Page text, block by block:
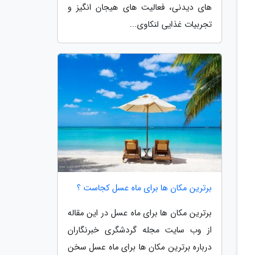
های دیدنی، فعالیت های هیجان انگیز و
تجربیات غذایی لنکاوی...
برترین مکان ها برای ماه عسل کجاست ؟
برترین مکان ها برای ماه عسل در این مقاله
از وب سایت مجله گردشگری خبرنگاران
درباره برترین مکان ها برای ماه عسل سخن